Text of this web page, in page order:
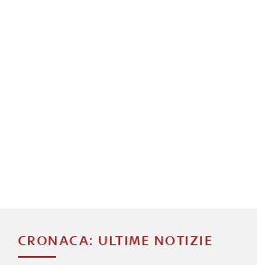
CRONACA: ULTIME NOTIZIE